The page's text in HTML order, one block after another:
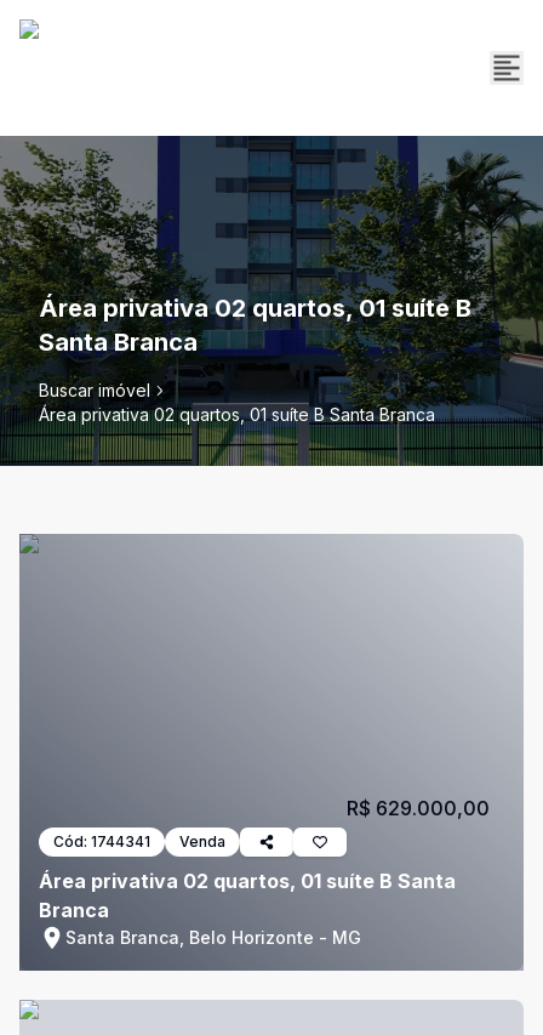
Área privativa 02 quartos, 01 suíte B
Santa Branca
Buscar imóvel
Área privativa 02 quartos, 01 suíte B Santa Branca
Cód: 1744341 Venda
Área privativa 02 quartos, 01 suíte B Santa
Branca
Santa Branca, Belo Horizonte - MG
R$ 629.000,00